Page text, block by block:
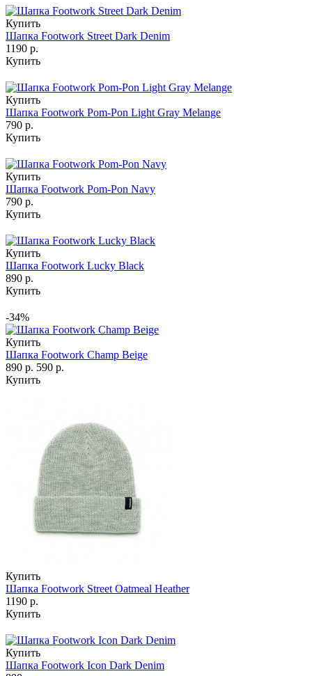
Купить
Шапка Footwork Street Dark Denim
1190 р.
Купить
Купить
Шапка Footwork Pom-Pon Light Gray Melange
790 р.
Купить
Купить
Шапка Footwork Pom-Pon Navy
790 р.
Купить
Купить
Шапка Footwork Lucky Black
890 р.
Купить
-34%
Купить
Шапка Footwork Champ Beige
890 р. 590 р.
Купить
Купить
Шапка Footwork Street Oatmeal Heather
1190 р.
Купить
Купить
Шапка Footwork Icon Dark Denim